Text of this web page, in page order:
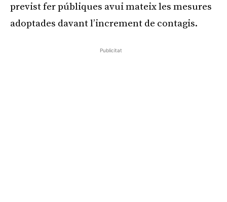
previst fer públiques avui mateix les mesures
adoptades davant l’increment de contagis.
Publicitat